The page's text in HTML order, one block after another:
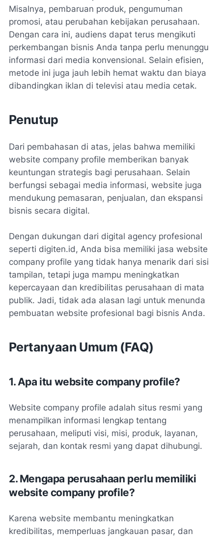
Misalnya, pembaruan produk, pengumuman
promosi, atau perubahan kebijakan perusahaan.
Dengan cara ini, audiens dapat terus mengikuti
perkembangan bisnis Anda tanpa perlu menunggu
informasi dari media konvensional. Selain efisien,
metode ini juga jauh lebih hemat waktu dan biaya
dibandingkan iklan di televisi atau media cetak.
Penutup
Dari pembahasan di atas, jelas bahwa memiliki
website company profile memberikan banyak
keuntungan strategis bagi perusahaan. Selain
berfungsi sebagai media informasi, website juga
mendukung pemasaran, penjualan, dan ekspansi
bisnis secara digital.
Dengan dukungan dari digital agency profesional
seperti digiten.id, Anda bisa memiliki jasa website
company profile yang tidak hanya menarik dari sisi
tampilan, tetapi juga mampu meningkatkan
kepercayaan dan kredibilitas perusahaan di mata
publik. Jadi, tidak ada alasan lagi untuk menunda
pembuatan website profesional bagi bisnis Anda.
Pertanyaan Umum (FAQ)
1. Apa itu website company profile?
Website company profile adalah situs resmi yang
menampilkan informasi lengkap tentang
perusahaan, meliputi visi, misi, produk, layanan,
sejarah, dan kontak resmi yang dapat dihubungi.
2. Mengapa perusahaan perlu memiliki
website company profile?
Karena website membantu meningkatkan
kredibilitas, memperluas jangkauan pasar, dan